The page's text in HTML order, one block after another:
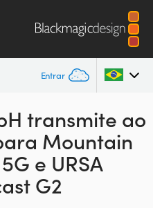
Entrar
transmite ao
Mountain
e URSA
G2